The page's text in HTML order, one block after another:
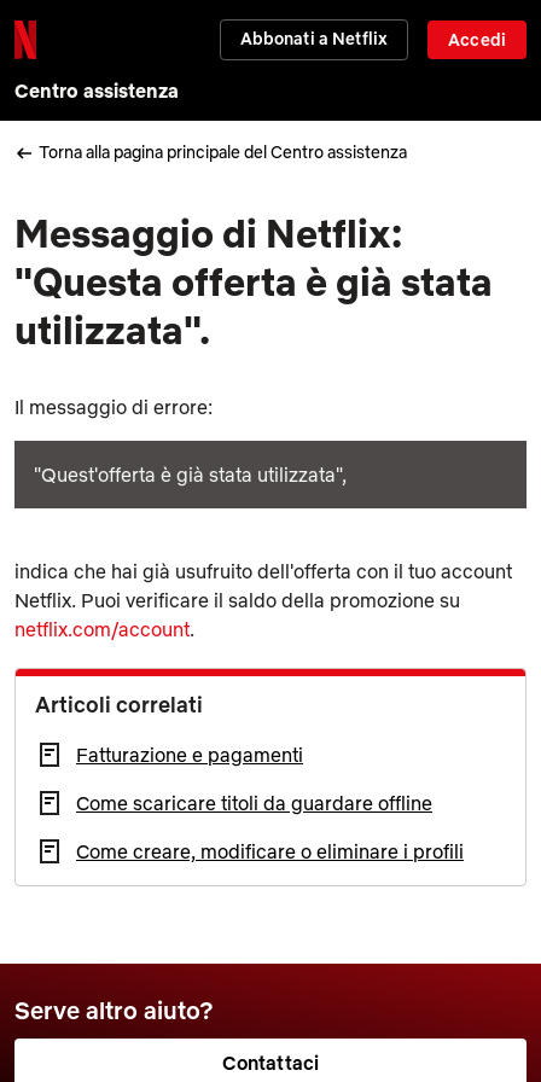
Abbonati a Netflix Accedi
Centro assistenza
Torna alla pagina principale del Centro assistenza
Messaggio di Netflix:
"Questa offerta è già stata
utilizzata".
Il messaggio di errore:
"Quest'offerta è già stata utilizzata",
indica che hai già usufruito dell'offerta con il tuo account
Netflix. Puoi verificare il saldo della promozione su
netflix.com/account.
Articoli correlati
Fatturazione e pagamenti
Come scaricare titoli da guardare offline
Come creare, modificare o eliminare i profili
Serve altro aiuto?
Contattaci